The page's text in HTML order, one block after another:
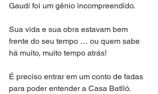
Gaudí foi um gênio incompreendido.
Sua vida e sua obra estavam bem
frente do seu tempo … ou quem sabe
há muito, muito tempo atrás!
É preciso entrar em um conto de fadas
para poder entender a Casa Batlló.